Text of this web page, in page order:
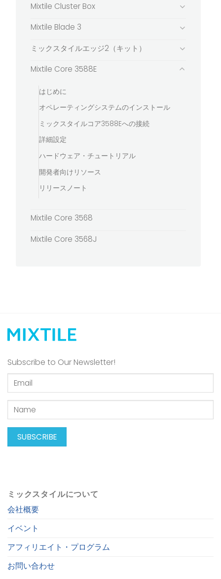
Mixtile Cluster Box
Mixtile Blade 3
ミックスタイルエッジ2（キット）
Mixtile Core 3588E
はじめに
オペレーティングシステムのインストール
ミックスタイルコア3588Eへの接続
詳細設定
ハードウェア・チュートリアル
開発者向けリソース
リリースノート
Mixtile Core 3568
Mixtile Core 3568J
Subscribe to Our Newsletter!
ミックスタイルについて
会社概要
イベント
アフィリエイト・プログラム
お問い合わせ